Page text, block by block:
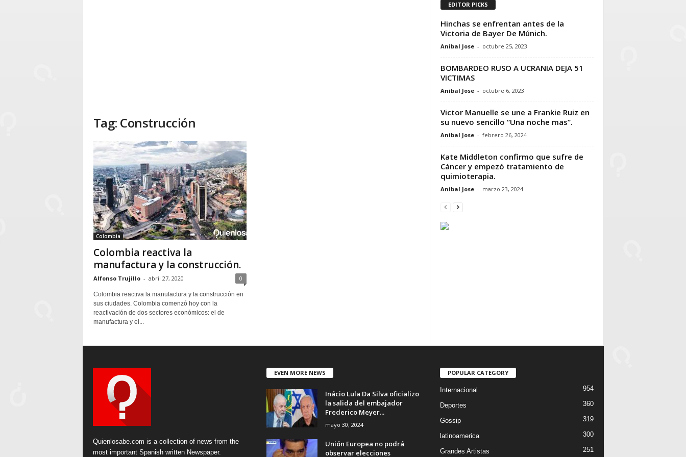
Tag: Construcción
Colombia
Colombia reactiva la
manufactura y la construcción.
Alfonso Trujillo - abril 27, 2020 0
Colombia reactiva la manufactura y la construcción en
sus ciudades. Colombia comenzó hoy con la
reactivación de dos sectores económicos: el de
manufactura y el...
EDITOR PICKS
Hinchas se enfrentan antes de la
Victoria de Bayer De Múnich.
Anibal Jose - octubre 25, 2023
BOMBARDEO RUSO A UCRANIA DEJA 51
VICTIMAS
Anibal Jose - octubre 6, 2023
Victor Manuelle se une a Frankie Ruiz en
su nuevo sencillo “Una noche mas”.
Anibal Jose - febrero 26, 2024
Kate Middleton confirmo que sufre de
Cáncer y empezó tratamiento de
quimioterapia.
Anibal Jose - marzo 23, 2024
Quienlosabe.com is a collection of news from the
most important Spanish written Newspaper.
EVEN MORE NEWS
Inácio Lula Da Silva oficializo
la salida del embajador
Frederico Meyer...
mayo 30, 2024
Unión Europea no podrá
observar elecciones
POPULAR CATEGORY
Internacional 954
Deportes 360
Gossip 319
latinoamerica 300
Grandes Artistas 251